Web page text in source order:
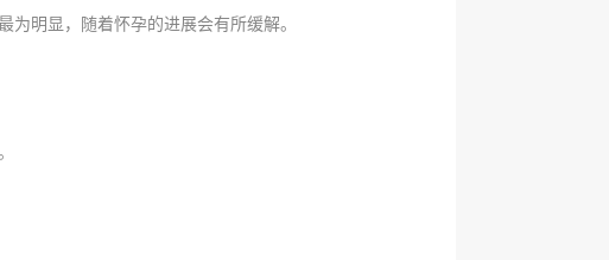
明显，随着怀孕的进展会有所缓解。